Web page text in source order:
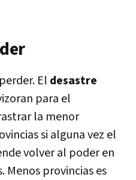
El desastre
para el
la menor
si alguna vez el
volver al poder en
Menos provincias es